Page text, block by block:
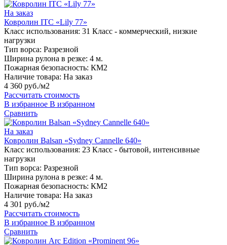
На заказ
Ковролин ITC «Lily 77»
Класс использования: 31 Класс - коммерческий, низкие
нагрузки
Тип ворса: Разрезной
Ширина рулона в резке: 4 м.
Пожарная безопасность: КМ2
Наличие товара: На заказ
4 360 руб./м2
Рассчитать стоимость
В избранное В избранном
Сравнить
На заказ
Ковролин Balsan «Sydney Cannelle 640»
Класс использования: 23 Класс - бытовой, интенсивные
нагрузки
Тип ворса: Разрезной
Ширина рулона в резке: 4 м.
Пожарная безопасность: КМ2
Наличие товара: На заказ
4 301 руб./м2
Рассчитать стоимость
В избранное В избранном
Сравнить